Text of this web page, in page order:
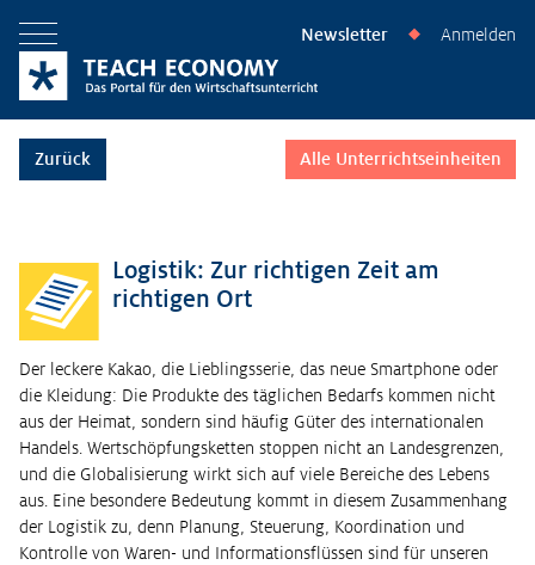
Menü öffnen Newsletter ◆ Anmelden
Zurück Alle Unterrichtseinheiten
Logistik: Zur richtigen Zeit am
richtigen Ort
Der leckere Kakao, die Lieblingsserie, das neue Smartphone oder
die Kleidung: Die Produkte des täglichen Bedarfs kommen nicht
aus der Heimat, sondern sind häufig Güter des internationalen
Handels. Wertschöpfungsketten stoppen nicht an Landesgrenzen,
und die Globalisierung wirkt sich auf viele Bereiche des Lebens
aus. Eine besondere Bedeutung kommt in diesem Zusammenhang
der Logistik zu, denn Planung, Steuerung, Koordination und
Kontrolle von Waren- und Informationsflüssen sind für unseren